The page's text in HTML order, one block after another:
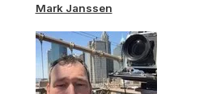
Mark Janssen